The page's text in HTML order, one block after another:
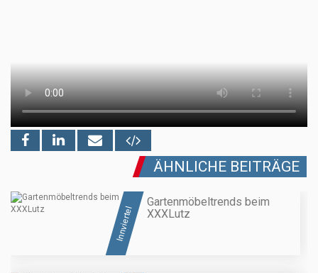
ÄHNLICHE BEITRÄGE
Innviertel
Gartenmöbeltrends beim
XXXLutz